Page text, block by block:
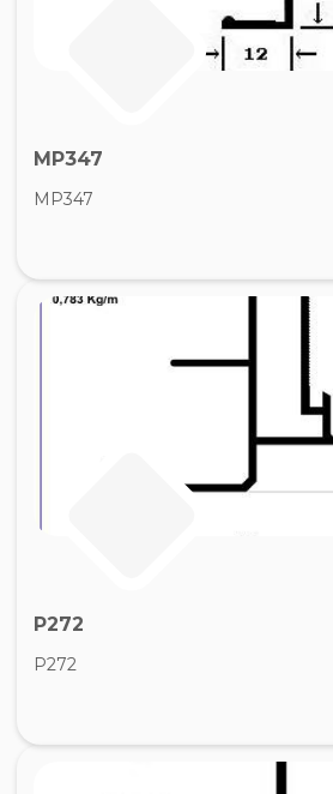
MP347
MP347
P272
P272